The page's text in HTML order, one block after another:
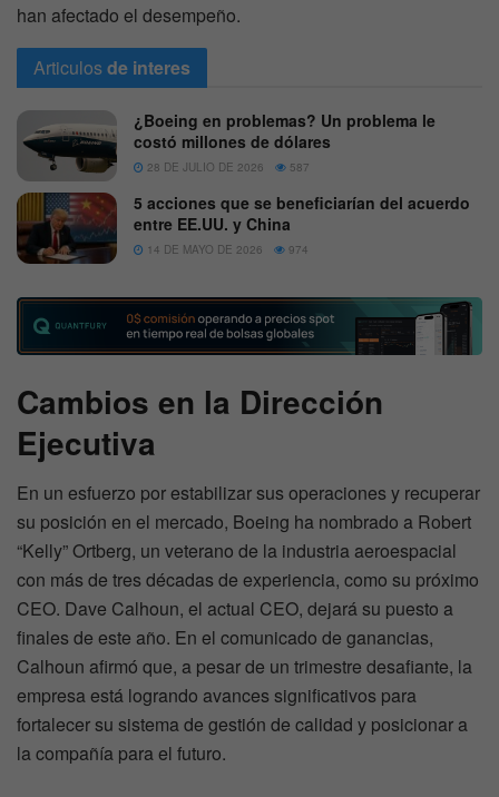
han afectado el desempeño.
Articulosde interes
¿Boeing en problemas? Un problema le
costó millones de dólares
28 DE JULIO DE 2026 587
5 acciones que se beneficiarían del acuerdo
entre EE.UU. y China
14 DE MAYO DE 2026 974
Cambios en la Dirección
Ejecutiva
En un esfuerzo por estabilizar sus operaciones y recuperar
su posición en el mercado, Boeing ha nombrado a Robert
“Kelly” Ortberg, un veterano de la industria aeroespacial
con más de tres décadas de experiencia, como su próximo
CEO. Dave Calhoun, el actual CEO, dejará su puesto a
finales de este año. En el comunicado de ganancias,
Calhoun afirmó que, a pesar de un trimestre desafiante, la
empresa está logrando avances significativos para
fortalecer su sistema de gestión de calidad y posicionar a
la compañía para el futuro.